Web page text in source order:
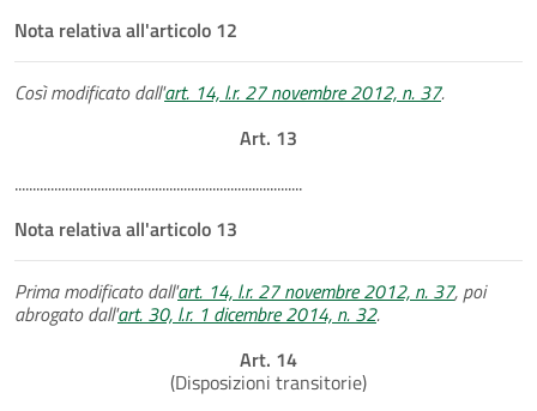
Nota relativa all'articolo 12
Così modificato dall'art. 14, l.r. 27 novembre 2012, n. 37.
Art. 13
................................................................................
Nota relativa all'articolo 13
Prima modificato dall'art. 14, l.r. 27 novembre 2012, n. 37, poi
abrogato dall'art. 30, l.r. 1 dicembre 2014, n. 32.
Art. 14
(Disposizioni transitorie)